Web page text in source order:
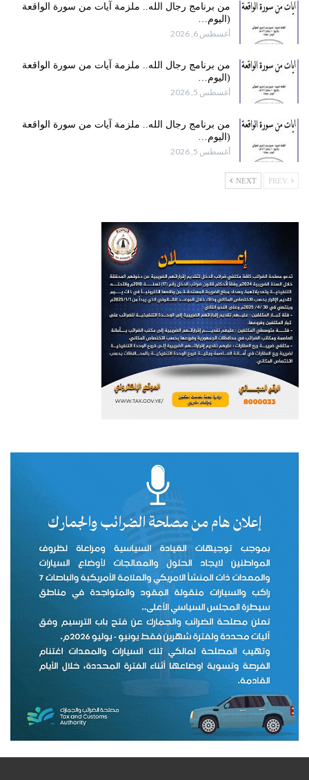
من برنامج رجال الله.. ملزمة آيات من سورة الواقعة
(اليوم…
أغسطس 6, 2026
من برنامج رجال الله.. ملزمة آيات من سورة الواقعة
(اليوم…
أغسطس 5, 2026
من برنامج رجال الله.. ملزمة آيات من سورة الواقعة
(اليوم…
أغسطس 5, 2026
NEXT